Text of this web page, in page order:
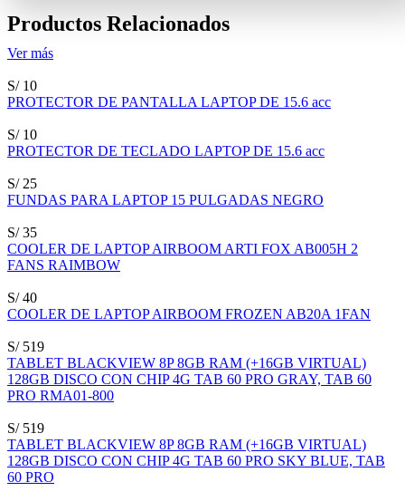
Productos Relacionados
Ver más
S/ 10
PROTECTOR DE PANTALLA LAPTOP DE 15.6 acc
S/ 10
PROTECTOR DE TECLADO LAPTOP DE 15.6 acc
S/ 25
FUNDAS PARA LAPTOP 15 PULGADAS NEGRO
S/ 35
COOLER DE LAPTOP AIRBOOM ARTI FOX AB005H 2
FANS RAIMBOW
S/ 40
COOLER DE LAPTOP AIRBOOM FROZEN AB20A 1FAN
S/ 519
TABLET BLACKVIEW 8P 8GB RAM (+16GB VIRTUAL)
128GB DISCO CON CHIP 4G TAB 60 PRO GRAY, TAB 60
PRO RMA01-800
S/ 519
TABLET BLACKVIEW 8P 8GB RAM (+16GB VIRTUAL)
128GB DISCO CON CHIP 4G TAB 60 PRO SKY BLUE, TAB
60 PRO